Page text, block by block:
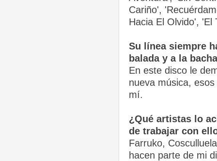
Cariño',
Hacia El Olvido', 'El
Su línea siempre
balada y a la
En este disco le
nueva música,
mí.
¿Qué artistas lo
de trabajar con
Farruko,
hacen parte de mi